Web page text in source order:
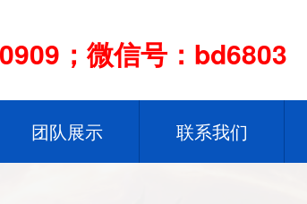
；微信号：bd6803
团队展示 联系我们